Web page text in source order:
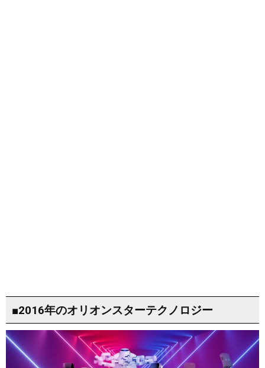
■2016年のオリオンスターテクノロジー